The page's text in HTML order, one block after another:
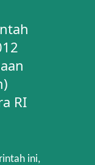
RI
ini,